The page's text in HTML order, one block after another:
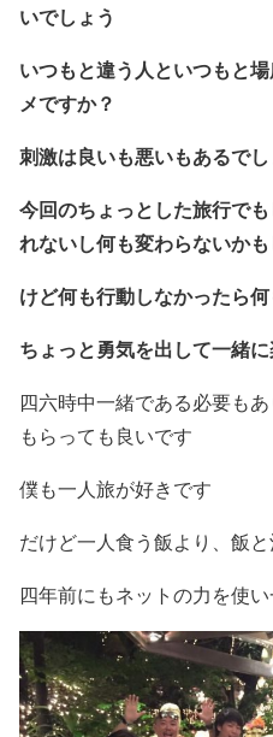
いでしょう
いつもと違う人といつもと
メですか？
刺激は良いも悪いもあるでし
今回のちょっとした旅行で
れないし何も変わらないか
けど何も行動しなかったら
ちょっと勇気を出して一緒
四六時中一緒である必要も
もらっても良いです
僕も一人旅が好きです
だけど一人食う飯より、飯
四年前にもネットの力を使